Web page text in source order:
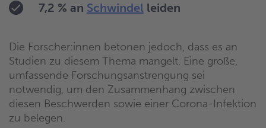
7,2 % an Schwindel leiden
Die Forscher:innen betonen jedoch, dass es an
Studien zu diesem Thema mangelt. Eine große,
umfassende Forschungsanstrengung sei
notwendig, um den Zusammenhang zwischen
diesen Beschwerden sowie einer Corona-Infektion
zu belegen.